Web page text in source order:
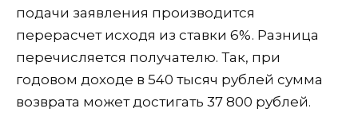
подачи заявления производится
перерасчет исходя из ставки 6%. Разница
перечисляется получателю. Так, при
годовом доходе в 540 тысяч рублей сумма
возврата может достигать 37 800 рублей.